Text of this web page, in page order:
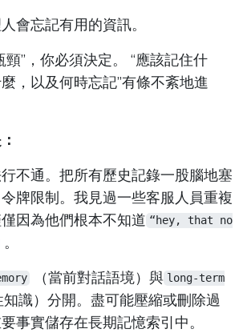
會忘記有用的資訊。
頸”，你必須決定。 “應該記住什
，以及何時忘記”有條不紊地進
不通。把所有歷史記錄一股腦地塞
牌限制。我見過一些客服人員重複
因為他們根本不知道 “hey, that no
。
（當前對話語境）與 long-term
知識）分開。盡可能壓縮或刪除過
事實儲存在長期記憶索引中。